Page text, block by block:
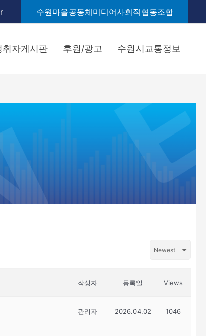
수원마을공동체미디어사회적협동조합
취자게시판 후원/광고 수원시교통정보
작성자 등록일 Views
관리자 2026.04.02 1046